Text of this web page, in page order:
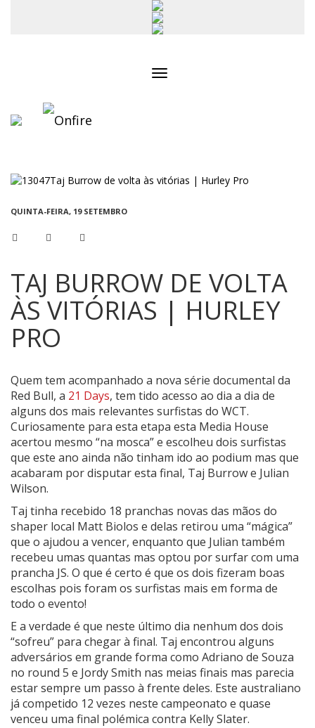
QUINTA-FEIRA, 19 SETEMBRO
TAJ BURROW DE VOLTA
ÀS VITÓRIAS | HURLEY
PRO
Quem tem acompanhado a nova série documental da
Red Bull, a 21 Days, tem tido acesso ao dia a dia de
alguns dos mais relevantes surfistas do WCT.
Curiosamente para esta etapa esta Media House
acertou mesmo “na mosca” e escolheu dois surfistas
que este ano ainda não tinham ido ao podium mas que
acabaram por disputar esta final, Taj Burrow e Julian
Wilson.
Taj tinha recebido 18 pranchas novas das mãos do
shaper local Matt Biolos e delas retirou uma “mágica”
que o ajudou a vencer, enquanto que Julian também
recebeu umas quantas mas optou por surfar com uma
prancha JS. O que é certo é que os dois fizeram boas
escolhas pois foram os surfistas mais em forma de
todo o evento!
E a verdade é que neste último dia nenhum dos dois
“sofreu” para chegar à final. Taj encontrou alguns
adversários em grande forma como Adriano de Souza
no round 5 e Jordy Smith nas meias finais mas parecia
estar sempre um passo à frente deles. Este australiano
já competido 12 vezes neste campeonato e quase
venceu uma final polémica contra Kelly Slater.